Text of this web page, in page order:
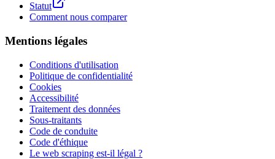
Statut
Comment nous comparer
Mentions légales
Conditions d'utilisation
Politique de confidentialité
Cookies
Accessibilité
Traitement des données
Sous-traitants
Code de conduite
Code d'éthique
Le web scraping est-il légal ?